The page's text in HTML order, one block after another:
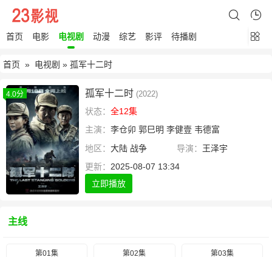
首页 电影 电视剧 动漫 综艺 影评 待播剧
首页 » 电视剧 » 孤军十二时
4.0分 孤军十二时 (2022)
状态： 全12集
主演： 李仓卯 郭巳明 李健壹 韦德富
地区： 大陆 战争 导演： 王泽宇
更新： 2025-08-07 13:34
立即播放
主线
第01集 第02集 第03集